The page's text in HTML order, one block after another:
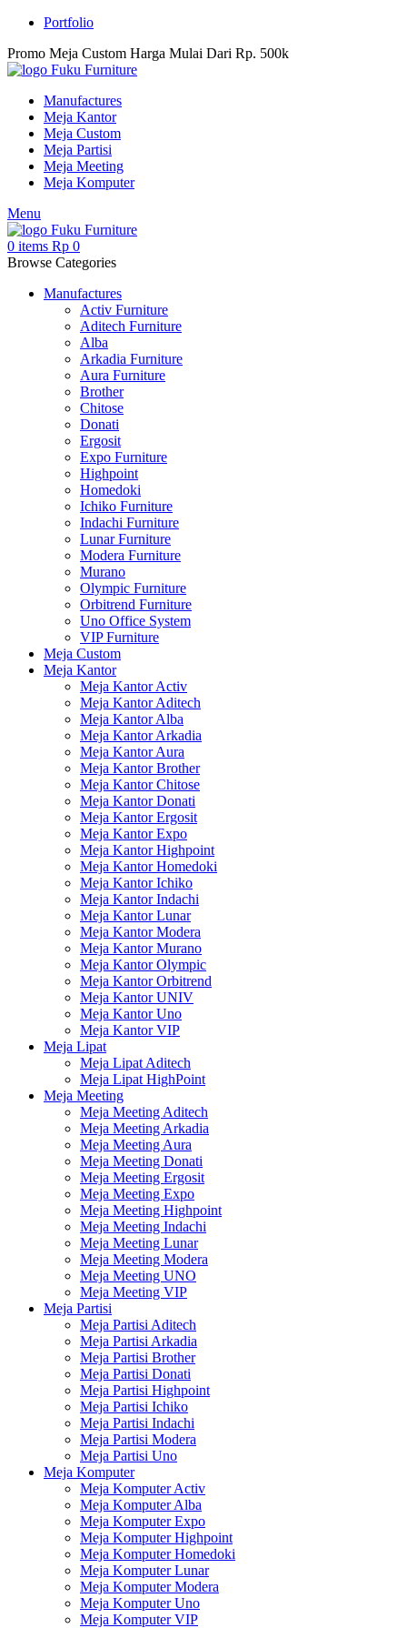
Portfolio
Promo Meja Custom Harga Mulai Dari Rp. 500k
Manufactures
Meja Kantor
Meja Custom
Meja Partisi
Meja Meeting
Meja Komputer
Menu
0 items Rp 0
Browse Categories
Manufactures
Activ Furniture
Aditech Furniture
Alba
Arkadia Furniture
Aura Furniture
Brother
Chitose
Donati
Ergosit
Expo Furniture
Highpoint
Homedoki
Ichiko Furniture
Indachi Furniture
Lunar Furniture
Modera Furniture
Murano
Olympic Furniture
Orbitrend Furniture
Uno Office System
VIP Furniture
Meja Custom
Meja Kantor
Meja Kantor Activ
Meja Kantor Aditech
Meja Kantor Alba
Meja Kantor Arkadia
Meja Kantor Aura
Meja Kantor Brother
Meja Kantor Chitose
Meja Kantor Donati
Meja Kantor Ergosit
Meja Kantor Expo
Meja Kantor Highpoint
Meja Kantor Homedoki
Meja Kantor Ichiko
Meja Kantor Indachi
Meja Kantor Lunar
Meja Kantor Modera
Meja Kantor Murano
Meja Kantor Olympic
Meja Kantor Orbitrend
Meja Kantor UNIV
Meja Kantor Uno
Meja Kantor VIP
Meja Lipat
Meja Lipat Aditech
Meja Lipat HighPoint
Meja Meeting
Meja Meeting Aditech
Meja Meeting Arkadia
Meja Meeting Aura
Meja Meeting Donati
Meja Meeting Ergosit
Meja Meeting Expo
Meja Meeting Highpoint
Meja Meeting Indachi
Meja Meeting Lunar
Meja Meeting Modera
Meja Meeting UNO
Meja Meeting VIP
Meja Partisi
Meja Partisi Aditech
Meja Partisi Arkadia
Meja Partisi Brother
Meja Partisi Donati
Meja Partisi Highpoint
Meja Partisi Ichiko
Meja Partisi Indachi
Meja Partisi Modera
Meja Partisi Uno
Meja Komputer
Meja Komputer Activ
Meja Komputer Alba
Meja Komputer Expo
Meja Komputer Highpoint
Meja Komputer Homedoki
Meja Komputer Lunar
Meja Komputer Modera
Meja Komputer Uno
Meja Komputer VIP